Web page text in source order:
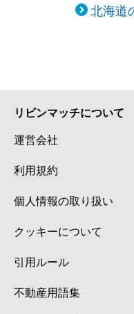
北海道
リビンマッチについて
運営会社
利用規約
個人情報の取り扱い
クッキーについて
引用ルール
不動産用語集